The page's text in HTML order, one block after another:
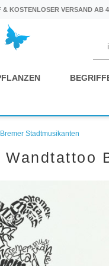
& KOSTENLOSER VERSAND AB
Stadtmusikanten
Wandtattoo